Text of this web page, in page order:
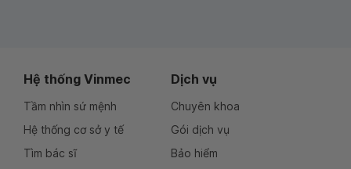
Hệ thống Vinmec
Tầm nhìn sứ mệnh
Hệ thống cơ sở y tế
Tìm bác sĩ
Dịch vụ
Chuyên khoa
Gói dịch vụ
Bảo hiểm